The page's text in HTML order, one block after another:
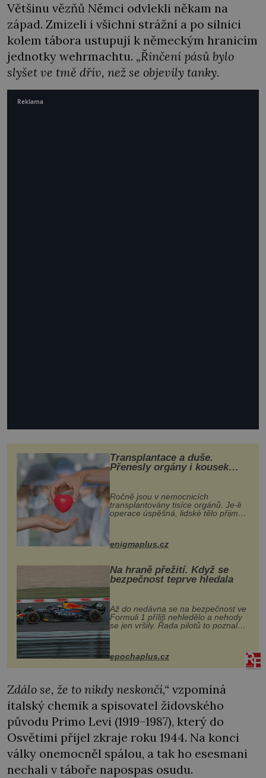
Většinu vězňů Němci odvlekli někam na
západ. Zmizeli i všichni strážní a po silnici
kolem tábora ustupují k německým hranicím
jednotky wehrmachtu. „Řinčení pásů bylo
slyšet ve tmě dřív, než se objevily tanky.
Transplantace a duše.
Přenesly orgány i kousek
Ročně jsou v nemocnicích
transplantovány tisíce orgánů. Je-li
operace úspěšná, lidské tělo přijme
enigmaplus.cz
Na hraně přežití. Když se
bezpečnost teprve hledala
Až do nedávna se na bezpečnost ve
Formuli 1 příliš nehledělo a nehody
se jen vršily. Řada pilotů to poznala
na vlastní kůži, často s trvalými
následky nebo bohužel i ztrátou
života. Dnes nepochopiteln...
epochaplus.cz
Zdálo se, že to nikdy neskončí,“ vzpomíná
italský chemik a spisovatel židovského
původu Primo Levi (1919–1987), který do
Osvětimi přijel zkraje roku 1944. Na konci
války onemocněl spálou, a tak ho esesmani
nechali v táboře napospas osudu.
Reklama